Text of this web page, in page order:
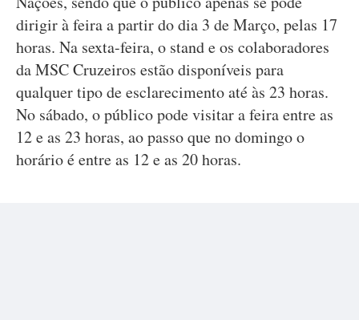
dirigir à feira a partir do dia 3 de Março, pelas 17
horas. Na sexta-feira, o stand e os colaboradores
da MSC Cruzeiros estão disponíveis para
qualquer tipo de esclarecimento até às 23 horas.
No sábado, o público pode visitar a feira entre as
12 e as 23 horas, ao passo que no domingo o
horário é entre as 12 e as 20 horas.